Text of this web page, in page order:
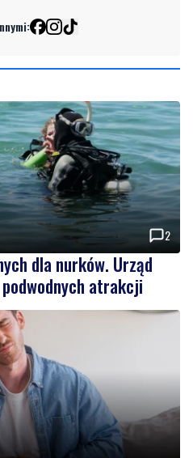
2
dla nurków. Urząd
atrakcji